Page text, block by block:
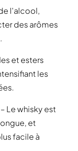
l'alcool,
des arômes
et esters
les
Le whisky est
et
facile à